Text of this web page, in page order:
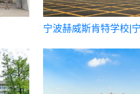
宁波赫威斯肯特学校|
级中学